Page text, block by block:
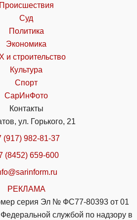
Происшествия
Суд
Политика
Экономика
и строительство
Культура
Спорт
СарИнФото
Контакты
ул. Горького, 21
(917) 982-81-37
(8452) 659-600
РЕКЛАМА
серия Эл № ФС77-80393 от 01
службой по надзору в